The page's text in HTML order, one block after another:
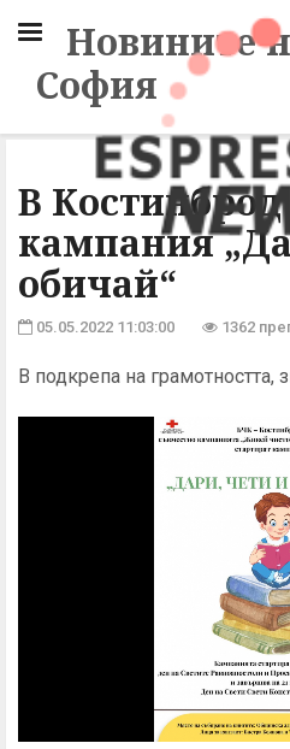
Новините
София
В Костинброд
кампания
обичай“
05.05.2022 11:03:00 1362
В подкрепа на грамотността,